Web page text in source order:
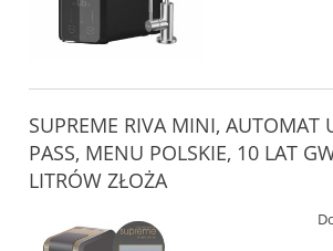
SUPREME RIVA MINI, AUTOMAT
PASS, MENU POLSKIE, 10 LAT
LITRÓW ZŁOŻA